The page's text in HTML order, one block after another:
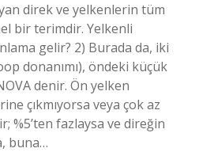
direk ve yelkenlerin tüm
bir terimdir. Yelkenli
gelir? 2) Burada da, iki
donanımı), öndeki küçük
denir. Ön yelken
çıkmıyorsa veya çok az
%5’ten fazlaysa ve direğin
buna…